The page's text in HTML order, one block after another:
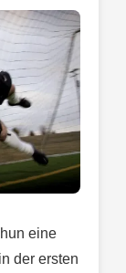
eine
der ersten